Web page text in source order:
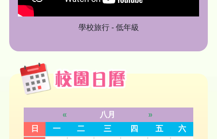
學校旅行 - 低年級
« 八月
»
日
一 二 三 四 五
六